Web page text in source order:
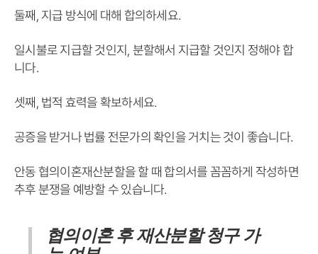
둘째, 지급 방식에 대해 합의하세요.
일시불로 지급할 것인지, 분할해서 지급할 것인지 정해야 합
니다.
셋째, 법적 효력을 확보하세요.
공증을 받거나 법률 전문가의 확인을 거치는 것이 좋습니다.
안동 협의이혼재산분할을 할 때 합의서를 꼼꼼하게 작성하면
추후 분쟁을 예방할 수 있습니다.
협의이혼 후 재산분할 청구 가